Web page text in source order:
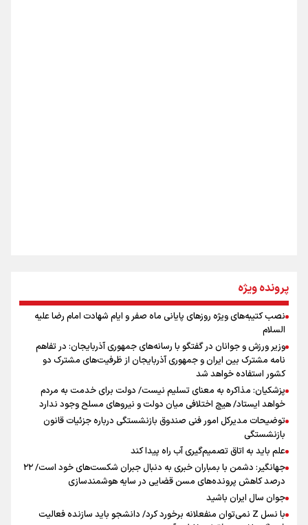
جمله‌ای که بغض چهارماهه را شکست؛ «آهای مردم، آقا از
تهران رفتند»
سه حسرتی که به دلم ماند
اینفو برنا / توصیه‌هایی طلایی برای پیاده روی اربعین
اینفو برنا / جدول کامل فاصله مرز شلمچه تا شهرهای زیارتی
عراق
پرونده ویژه
نصب کتیبه‌های ویژه روزهای پایانی ماه صفر و ایام شهادت امام رضا علیه
السلام
وزیر ورزش و جوانان در گفتگو با رسانه‌های جمهوری آذربایجان: در تفاهم
نامه مشترک بین ایران و جمهوری آذربایجان از ظرفیت‌های مشترک دو
کشور استفاده خواهد شد
پزشکیان: مذاکره به معنای تسلیم نیست/ دولت برای خدمت به مردم
خواهد ایستاد/ هیچ اختلافی میان دولت و نیروهای مسلح وجود ندارد
توضیحات مدیرکل امور فنی صندوق بازنشستگی درباره جزئیات قانون
بازنشستگی
علم باید به اتاق تصمیم‌گیری آب راه پیدا کند
جهانگیر: دشمن با بمباران خبری به دنبال جبران شکست‌های خود است/ ۲۲
درصد کاهش پرونده‌های مسن قضایی در سایه هوشمندسازی
جوان سال ایران باشید
با نسل Z نمی‌توان منفعلانه برخورد کرد/ دانشجو باید سازنده فعالیت